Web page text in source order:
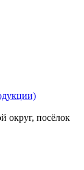
округ, посёлок